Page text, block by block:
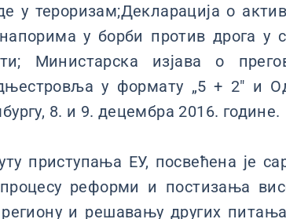
у тероризам;Декларација о
у борби против дрога у
Министарска изјава о
у формату „5 + 2" и
8. и 9. децембра 2016. године.
приступања ЕУ, посвећена је
реформи и постизања
и решавању других